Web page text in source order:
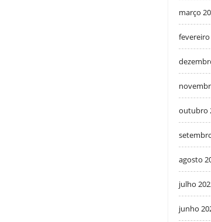
março
fevereiro
outubro
agosto
julho
junho